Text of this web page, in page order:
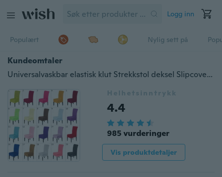
Logg inn
Populært Nylig sett på
Kundeomtaler
Universalvaskbar elastisk klut Strekkstol deksel Slipcover Hjem Spisestue Hotell Bryllup Bankett Fest dekorasjoner
Helhetsinntrykk
4.4
985 vurderinger
Vis produktdetaljer